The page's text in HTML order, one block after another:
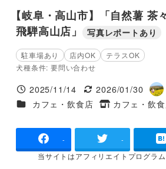
【岐阜・高山市】「自然薯 茶
飛騨高山店」
写真レポートあり
駐車場あり 店内OK
テラスOK
犬種条件: 要問い合わせ
投稿日
2025/11/14
更新日
2026/01/30
著
者
施設ジャンル
カフェ・飲食店
タグ
カフェ・飲
- -
当サイトはアフィリエイトプログラ